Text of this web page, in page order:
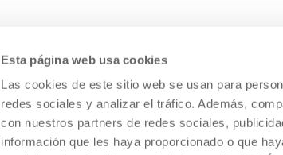
Esta página web usa cookies
Las cookies de este sitio web se usan para
redes sociales y analizar el tráfico. Además,
con nuestros partners de redes sociales,
información que les haya proporcionado o que